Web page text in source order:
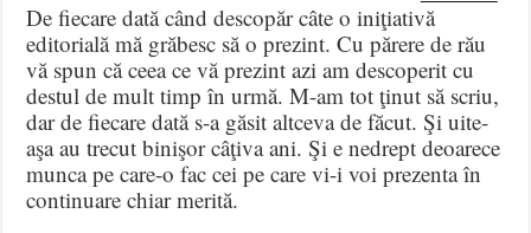
De fiecare dată când descopăr câte o iniţiativă
editorială mă grăbesc să o prezint. Cu părere de rău
vă spun că ceea ce vă prezint azi am descoperit cu
destul de mult timp în urmă. M-am tot ţinut să scriu,
dar de fiecare dată s-a găsit altceva de făcut. Şi uite-
aşa au trecut binişor câţiva ani. Şi e nedrept deoarece
munca pe care-o fac cei pe care vi-i voi prezenta în
continuare chiar merită.